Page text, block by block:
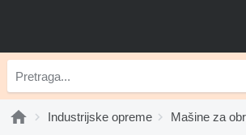
Industrijske opreme Mašine za